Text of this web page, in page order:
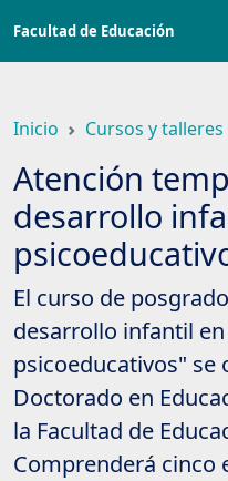
contenido
Facultad de Educación
Inicio Cursos y talleres
Atención
desarrollo
El curso de
desarrollo infantil
psicoeducativos" se
Doctorado en
la Facultad de
Comprenderá cinco